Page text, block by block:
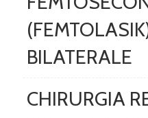
BILATERALE
CHIRURGIA